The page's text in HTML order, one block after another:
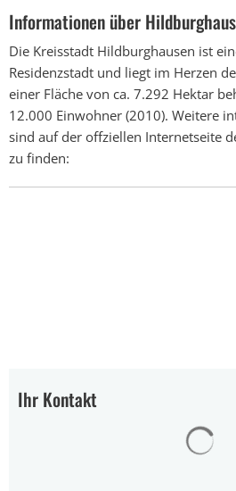
Informationen über
Die Kreisstadt Hildburghausen ist
Residenzstadt und liegt im Herzen
einer Fläche von ca. 7.292 Hektar
12.000 Einwohner (2010). Weitere
sind auf der offziellen Internetseite
zu finden:
Ihr Kontakt